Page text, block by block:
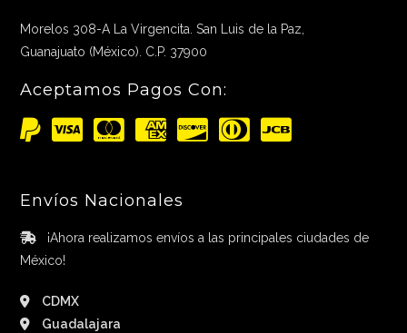
Morelos 308-A La Virgencita. San Luis de la Paz,
Guanajuato (México). C.P. 37900
Aceptamos Pagos Con:
Envíos Nacionales
¡Ahora realizamos envíos a las principales ciudades de
México!
CDMX
Guadalajara